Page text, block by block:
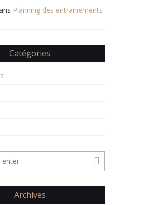
Planning des entrainements
Catégories
Archives